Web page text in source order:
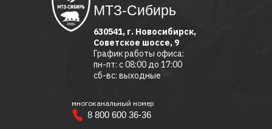
МТЗ-Сибирь
630541, г. Новосибирск,
Советское шоссе, 9
График работы офиса:
пн-пт: с 08:00 до 17:00
сб-вс: выходные
многоканальный номер
8 800 600 36-36